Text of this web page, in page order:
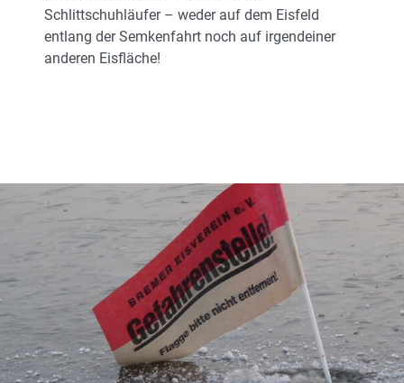
Schlittschuhläufer – weder auf dem Eisfeld
entlang der Semkenfahrt noch auf irgendeiner
anderen Eisfläche!